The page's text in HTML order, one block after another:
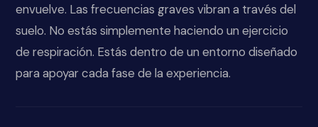
envuelve. Las frecuencias graves vibran a través del
suelo. No estás simplemente haciendo un ejercicio
de respiración. Estás dentro de un entorno diseñado
para apoyar cada fase de la experiencia.